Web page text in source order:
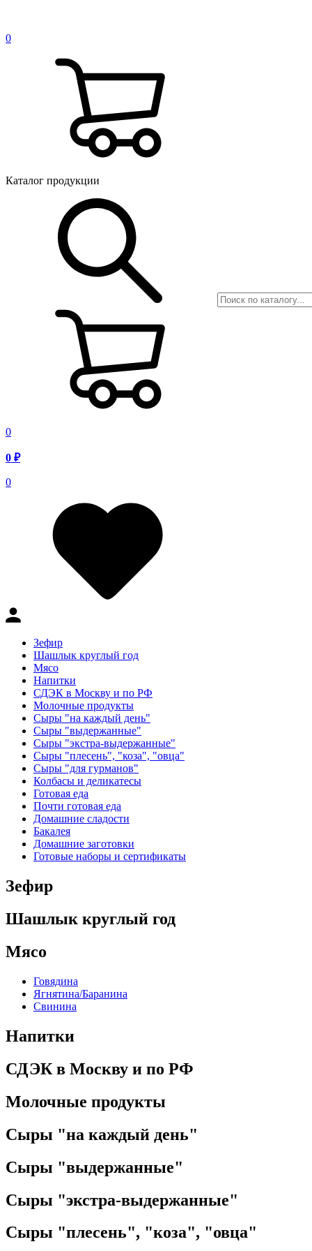
0
Каталог продукции
0
0 ₽
0
Зефир
Шашлык круглый год
Мясо
Напитки
СДЭК в Москву и по РФ
Молочные продукты
Сыры "на каждый день"
Сыры "выдержанные"
Сыры "экстра-выдержанные"
Сыры "плесень", "коза", "овца"
Сыры "для гурманов"
Колбасы и деликатесы
Готовая еда
Почти готовая еда
Домашние сладости
Бакалея
Домашние заготовки
Готовые наборы и сертификаты
Зефир
Шашлык круглый год
Мясо
Говядина
Ягнятина/Баранина
Свинина
Напитки
СДЭК в Москву и по РФ
Молочные продукты
Сыры "на каждый день"
Сыры "выдержанные"
Сыры "экстра-выдержанные"
Сыры "плесень", "коза", "овца"